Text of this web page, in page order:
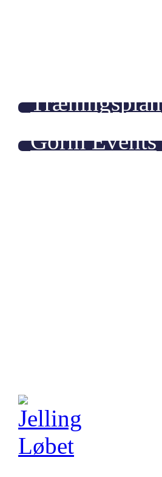
Træningsplan
Gorm Events